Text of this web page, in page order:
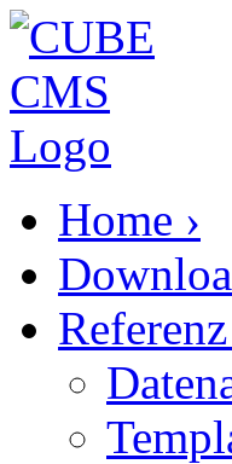
Home ›
Referenz